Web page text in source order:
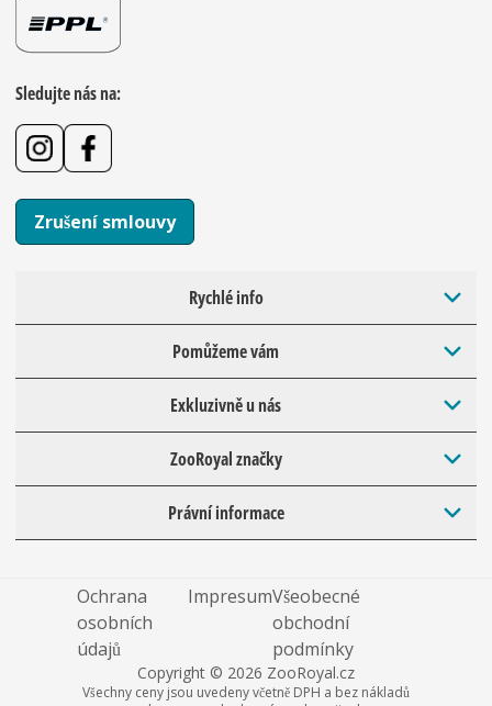
Sledujte nás na:
Zrušení smlouvy
Rychlé info
Pomůžeme vám
Exkluzivně u nás
ZooRoyal značky
Právní informace
Ochrana
osobních
údajů
ImpresumVšeobecné
obchodní
podmínky
Copyright © 2026 ZooRoyal.cz
Všechny ceny jsou uvedeny včetně DPH a bez nákladů